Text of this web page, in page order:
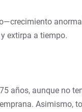
extirpa a tiempo.
años, aunque no
Asimismo,